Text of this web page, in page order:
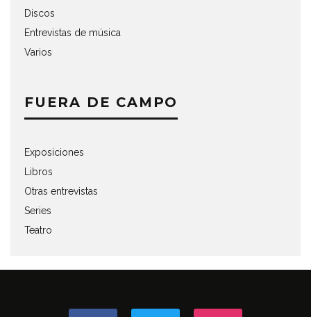
Discos
Entrevistas de música
Varios
FUERA DE CAMPO
Exposiciones
Libros
Otras entrevistas
Series
Teatro